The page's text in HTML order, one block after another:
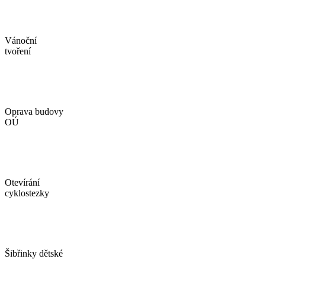
Vánoční
tvoření
Oprava budovy
OÚ
Otevírání
cyklostezky
Šibřinky dětské